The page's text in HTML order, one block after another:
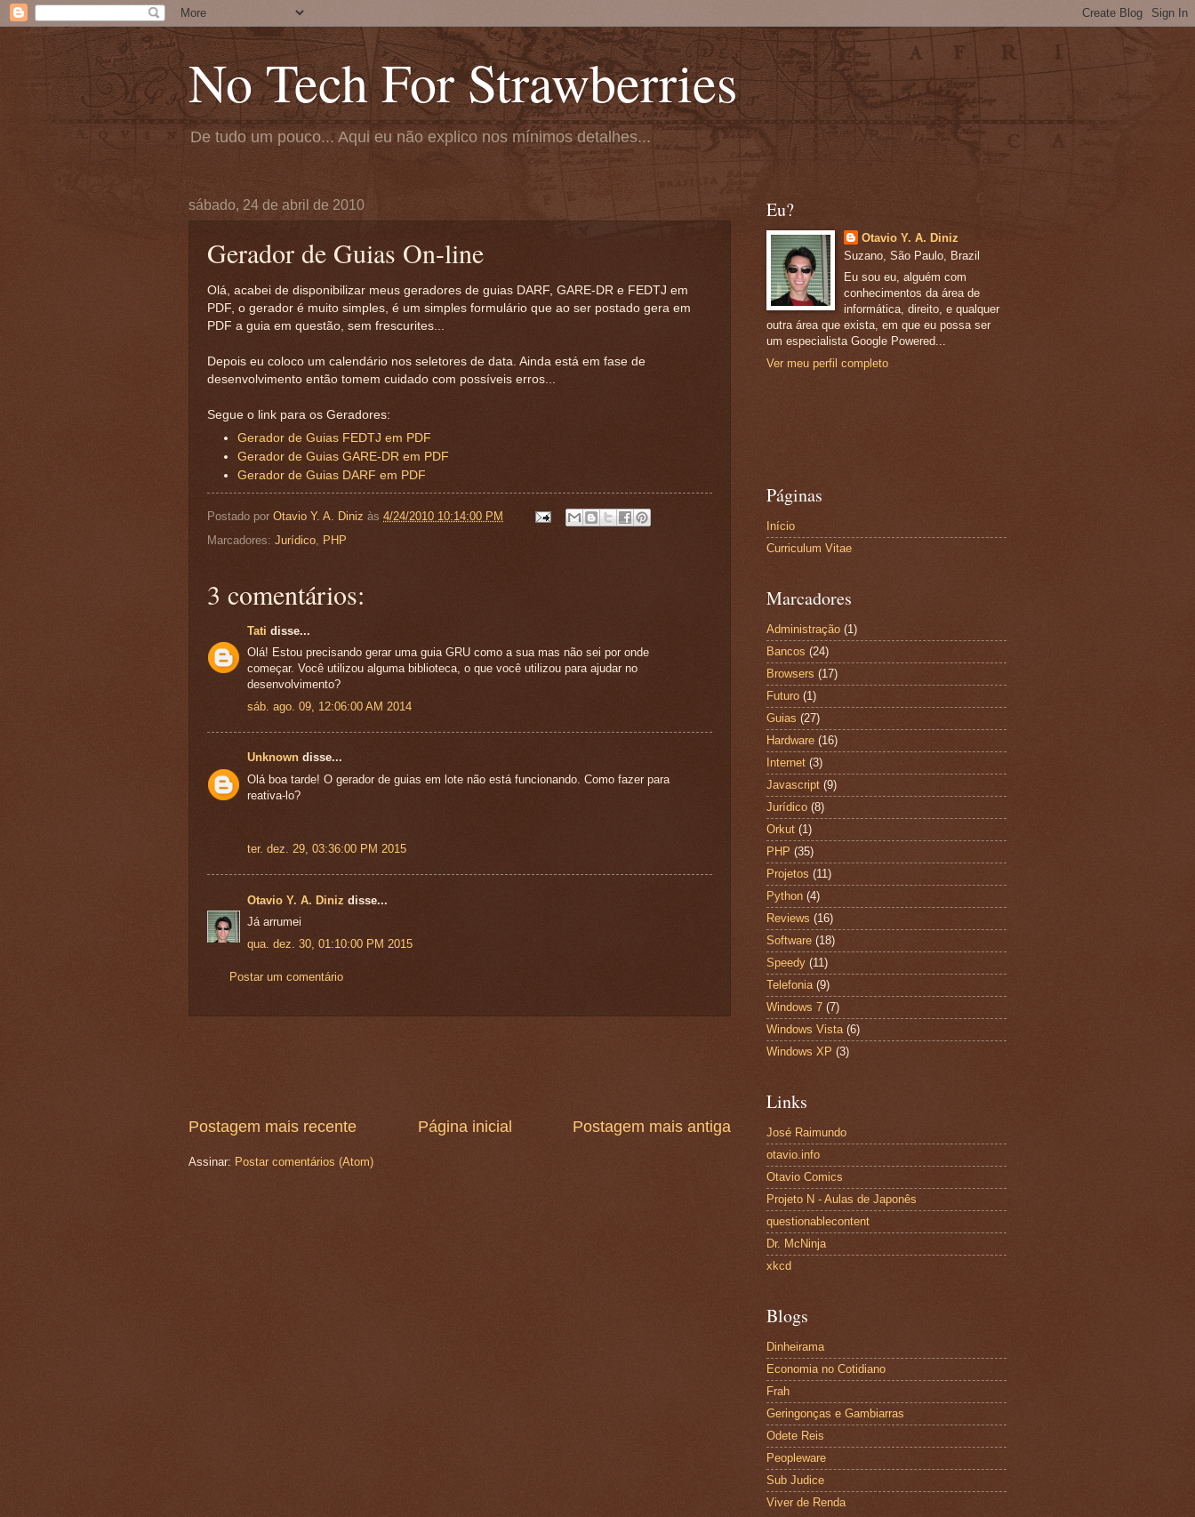
No Tech For Strawberries
De tudo um pouco... Aqui eu não explico nos mínimos detalhes...
sábado, 24 de abril de 2010
Gerador de Guias On-line
Olá, acabei de disponibilizar meus geradores de guias DARF, GARE-DR e FEDTJ em
PDF, o gerador é muito simples, é um simples formulário que ao ser postado gera em
PDF a guia em questão, sem frescurites...
Depois eu coloco um calendário nos seletores de data. Ainda está em fase de
desenvolvimento então tomem cuidado com possíveis erros...
Segue o link para os Geradores:
Gerador de Guias FEDTJ em PDF
Gerador de Guias GARE-DR em PDF
Gerador de Guias DARF em PDF
Postado por Otavio Y. A. Diniz às 4/24/2010 10:14:00 PM
Marcadores: Jurídico PHP
3 comentários:
Tati disse...
Olá! Estou precisando gerar uma guia GRU como a sua mas não sei por onde
começar. Você utilizou alguma biblioteca, o que você utilizou para ajudar no
desenvolvimento?
sáb. ago. 09, 12:06:00 AM 2014
Unknown disse...
Olá boa tarde! O gerador de guias em lote não está funcionando. Como fazer para
reativa-lo?
ter. dez. 29, 03:36:00 PM 2015
Otavio Y. A. Diniz disse...
Já arrumei
qua. dez. 30, 01:10:00 PM 2015
Postar um comentário
Postagem mais recente Postagem mais antiga
Página inicial
Assinar: Postar comentários (Atom)
Eu?
Otavio Y. A. Diniz
Suzano, São Paulo, Brazil
Eu sou eu, alguém com
conhecimentos da área de
informática, direito, e qualquer
outra área que exista, em que eu possa ser
um especialista Google Powered...
Ver meu perfil completo
Páginas
Início
Curriculum Vitae
Marcadores
Administração (1)
Bancos (24)
Browsers (17)
Futuro (1)
Guias (27)
Hardware (16)
Internet (3)
Javascript (9)
Jurídico (8)
Orkut (1)
PHP (35)
Projetos (11)
Python (4)
Reviews (16)
Software (18)
Speedy (11)
Telefonia (9)
Windows 7 (7)
Windows Vista (6)
Windows XP (3)
Links
José Raimundo
otavio.info
Otavio Comics
Projeto N - Aulas de Japonês
questionablecontent
Dr. McNinja
xkcd
Blogs
Dinheirama
Economia no Cotidiano
Frah
Geringonças e Gambiarras
Odete Reis
Peopleware
Sub Judice
Viver de Renda